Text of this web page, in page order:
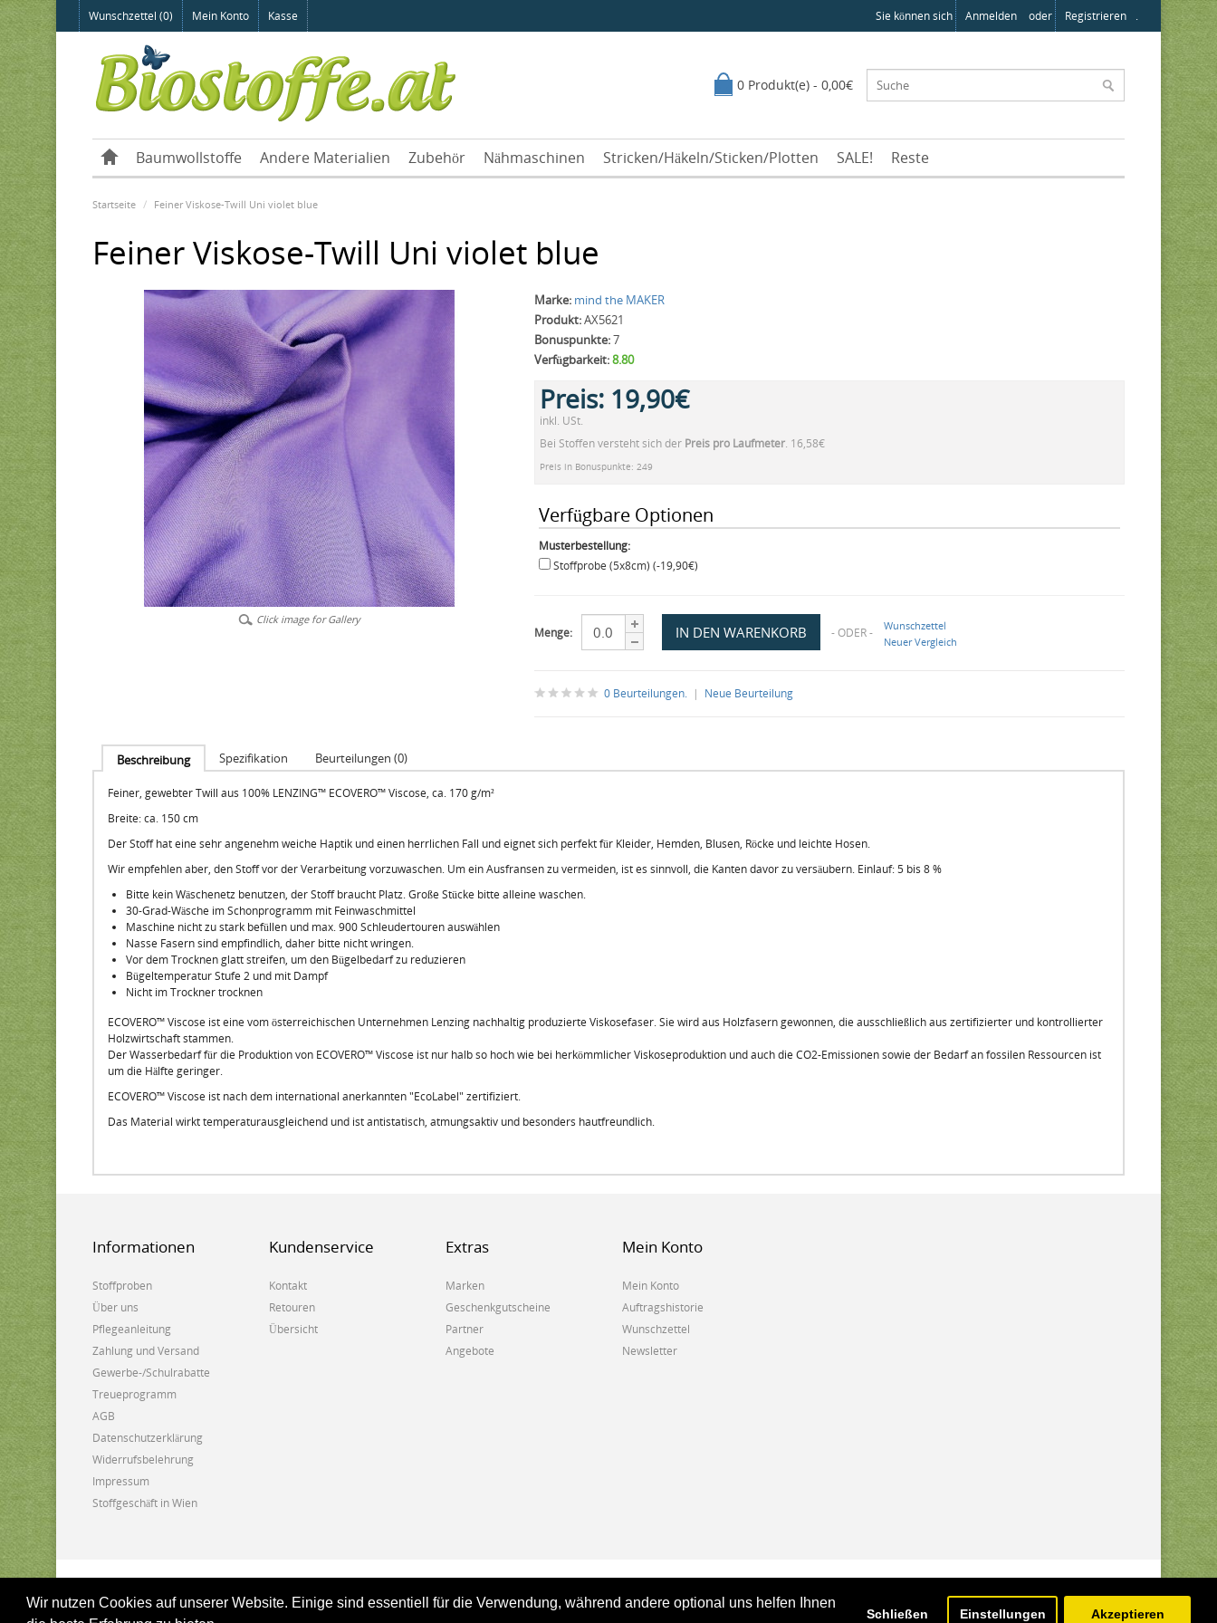
Wir nutzen Cookies auf unserer Website. Einige sind essentiell für die Verwendung, während andere optional uns helfen Ihnen
Schließen Einstellungen Akzeptieren
Wunschzettel (0) Mein Konto Kasse Sie können sich Anmelden oder Registrieren .
0 Produkt(e) - 0,00€
Baumwollstoffe Andere Materialien Zubehör Nähmaschinen Stricken/Häkeln/Sticken/Plotten SALE! Reste
Startseite Feiner Viskose-Twill Uni violet blue
Feiner Viskose-Twill Uni violet blue
Click image for Gallery
Marke: mind the MAKER
Produkt:AX5621
Bonuspunkte:7
Verfügbarkeit:8.80
Preis: 19,90€
inkl. USt.
Bei Stoffen versteht sich der Preis pro Laufmeter. 16,58€
Preis in Bonuspunkte: 249
Verfügbare Optionen
Musterbestellung:
Stoffprobe (5x8cm) (-19,90€)
Menge: - ODER -
Wunschzettel
Neuer Vergleich
0 Beurteilungen.| Neue Beurteilung
Beschreibung Spezifikation Beurteilungen (0)
Feiner, gewebter Twill aus 100% LENZING™ ECOVERO™ Viscose, ca. 170 g/m²
Breite: ca. 150 cm
Der Stoff hat eine sehr angenehm weiche Haptik und einen herrlichen Fall und eignet sich perfekt für Kleider, Hemden, Blusen, Röcke und leichte Hosen.
Wir empfehlen aber, den Stoff vor der Verarbeitung vorzuwaschen. Um ein Ausfransen zu vermeiden, ist es sinnvoll, die Kanten davor zu versäubern. Einlauf: 5 bis 8 %
Bitte kein Wäschenetz benutzen, der Stoff braucht Platz. Große Stücke bitte alleine waschen.
30-Grad-Wäsche im Schonprogramm mit Feinwaschmittel
Maschine nicht zu stark befüllen und max. 900 Schleudertouren auswählen
Nasse Fasern sind empfindlich, daher bitte nicht wringen.
Vor dem Trocknen glatt streifen, um den Bügelbedarf zu reduzieren
Bügeltemperatur Stufe 2 und mit Dampf
Nicht im Trockner trocknen
ECOVERO™ Viscose ist eine vom österreichischen Unternehmen Lenzing nachhaltig produzierte Viskosefaser. Sie wird aus Holzfasern gewonnen, die ausschließlich aus zertifizierter und kontrollierter
Holzwirtschaft stammen.
Der Wasserbedarf für die Produktion von ECOVERO™ Viscose ist nur halb so hoch wie bei herkömmlicher Viskoseproduktion und auch die CO2-Emissionen sowie der Bedarf an fossilen Ressourcen ist
um die Hälfte geringer.
ECOVERO™ Viscose ist nach dem international anerkannten "EcoLabel" zertifiziert.
Das Material wirkt temperaturausgleichend und ist antistatisch, atmungsaktiv und besonders hautfreundlich.
Informationen
Stoffproben
Über uns
Pflegeanleitung
Zahlung und Versand
Gewerbe-/Schulrabatte
Treueprogramm
AGB
Datenschutzerklärung
Widerrufsbelehrung
Impressum
Stoffgeschäft in Wien
Kundenservice
Kontakt
Retouren
Übersicht
Extras
Marken
Geschenkgutscheine
Partner
Angebote
Mein Konto
Mein Konto
Auftragshistorie
Wunschzettel
Newsletter
Biostoffe.at - 2025